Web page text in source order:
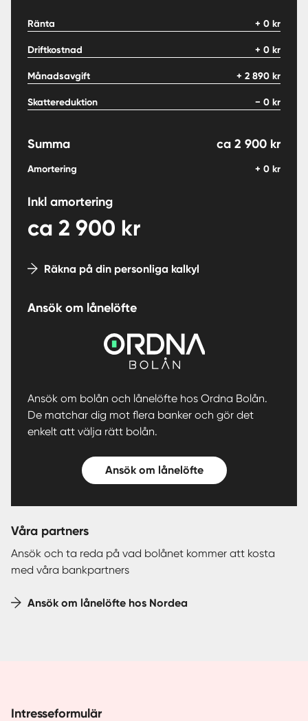
Ränta + 0 kr
Driftkostnad + 0 kr
Månadsavgift + 2 890 kr
Skattereduktion − 0 kr
Summa ca 2 900 kr
Amortering + 0 kr
Inkl amortering
ca 2 900 kr
Räkna på din personliga kalkyl
Ansök om lånelöfte
Ansök om bolån och lånelöfte hos Ordna Bolån.
De matchar dig mot flera banker och gör det
enkelt att välja rätt bolån.
Ansök om lånelöfte
Våra partners
Ansök och ta reda på vad bolånet kommer att kosta
med våra bankpartners
Ansök om lånelöfte hos Nordea
Intresseformulär